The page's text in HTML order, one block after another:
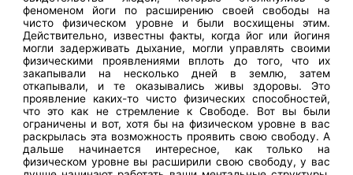
феноменом йоги по расширению своей свободы на
чисто физическом уровне и были восхищены этим.
Действительно, известны факты, когда йог или йогиня
могли задерживать дыхание, могли управлять своими
физическими проявлениями вплоть до того, что их
закапывали на несколько дней в землю, затем
откапывали, и те оказывались живы здоровы. Это
проявление каких-то чисто физических способностей,
что это как не стремление к Свободе. Вот вы были
ограничены и вот, хотя бы на физическом уровне в вас
раскрылась эта возможность проявить свою свободу. А
дальше начинается интересное, как только на
физическом уровне вы расширили свою свободу, у вас